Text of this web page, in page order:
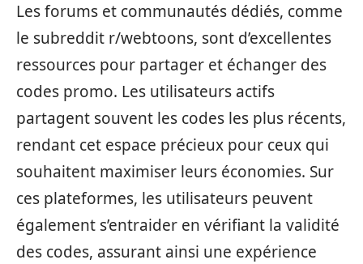
Les forums et communautés dédiés, comme
le subreddit r/webtoons, sont d’excellentes
ressources pour partager et échanger des
codes promo. Les utilisateurs actifs
partagent souvent les codes les plus récents,
rendant cet espace précieux pour ceux qui
souhaitent maximiser leurs économies. Sur
ces plateformes, les utilisateurs peuvent
également s’entraider en vérifiant la validité
des codes, assurant ainsi une expérience